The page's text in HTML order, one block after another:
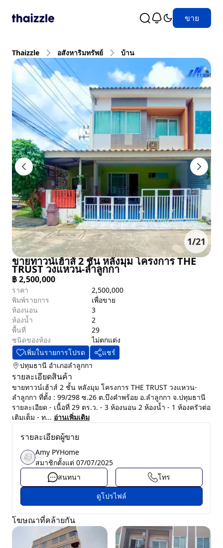
ขาย
Thaizzle อสังหาริมทรัพย์ บ้าน
1/21
ขายทาวน์เฮ้าส์ 2 ชั้น หลังมุม โครงการ THE
TRUST วงแหวน-ลำลูกกา
฿2,500,000
ราคา
2,500,000
พิมพ์รายการ
เพื่อขาย
ห้องนอน
3
ห้องน้ำ
2
พื้นที่
29
ชนิดของห้อง
ไม่ตกแต่ง
เพิ่มในรายการโปรด
แชร์
ปทุมธานี อำเภอลำลูกกา
รายละเอียดสินค้า
ขายทาวน์เฮ้าส์ 2 ชั้น หลังมุม โครงการ THE TRUST วงแหวน-
ลำลูกกา ที่ตั้ง : 99/298 ซ.26 ต.บึงคำพร้อย อ.ลำลูกกา จ.ปทุมธานี
รายละเอียด - เนื้อที่ 29 ตร.ว. - 3 ห้องนอน 2 ห้องน้ำ - 1 ห้องครัวต่อ
เติมเต็ม - ท... อ่านเพิ่มเติม
รายละเอียดผู้ขาย
Amy PYHome
สมาชิกตั้งแต่ 07/07/2025
สนทนา
โทร
ดูโปรไฟล์
โฆษณาที่คล้ายกัน